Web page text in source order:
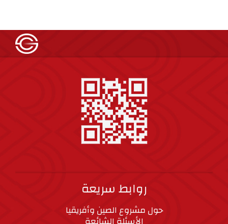
روابط سريعة
حول مشروع الصين وأفريقيا